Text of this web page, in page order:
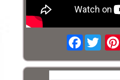
Facebook